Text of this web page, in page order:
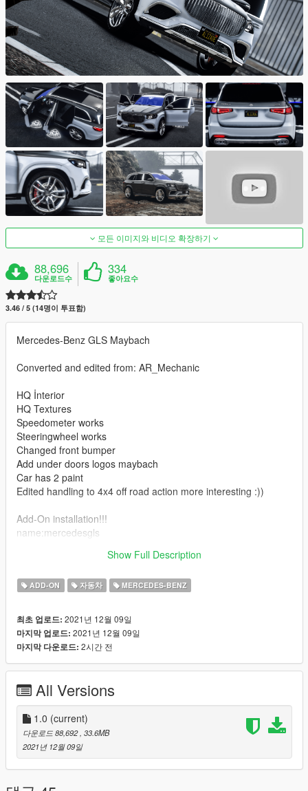
모든 이미지와 비디오 확장하기
88,696
다운로드수
334
좋아요수
3.46 / 5 (14명이 투표함)
Mercedes-Benz GLS Maybach
Converted and edited from: AR_Mechanic
HQ İnterior
HQ Textures
Speedometer works
Steeringwheel works
Changed front bumper
Add under doors logos maybach
Car has 2 paint
Edited handling to 4x4 off road action more interesting :))
Add-On installation!!!
name:mercedesgls
Show Full Description
ADD-ON 자동차 MERCEDES-BENZ
최초 업로드: 2021년 12월 09일
마지막 업로드: 2021년 12월 09일
마지막 다운로드: 2시간 전
All Versions
1.0 (current)
다운로드 88,692 , 33.6MB
2021년 12월 09일